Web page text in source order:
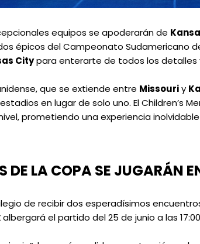
equipos se apoderarán de
épicos del Campeonato Sudamericano
Citypara enterarte de todos los detalles
que se extiende entre Missouriy
en lugar de solo uno. El Children’s
prometiendo una experiencia
DE LA COPA SE JUGARÁN
de recibir dos esperadísimos
albergará el partido del 25 de junio a las